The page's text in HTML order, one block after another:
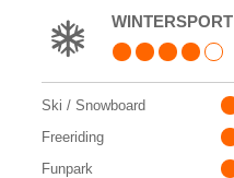
WINTER​SPORT
Ski / Snowboard
Freeriding
Funpark